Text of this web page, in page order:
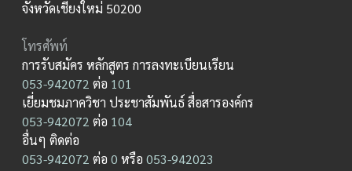
จังหวัดเชียงใหม่ 50200
โทรศัพท์
การรับสมัคร หลักสูตร การลงทะเบียนเรียน
053-942072 ต่อ 101
เยี่ยมชมภาควิชา ประชาสัมพันธ์ สื่อสารองค์กร
053-942072 ต่อ 104
อื่นๆ ติดต่อ
053-942072 ต่อ0 หรือ053-942023